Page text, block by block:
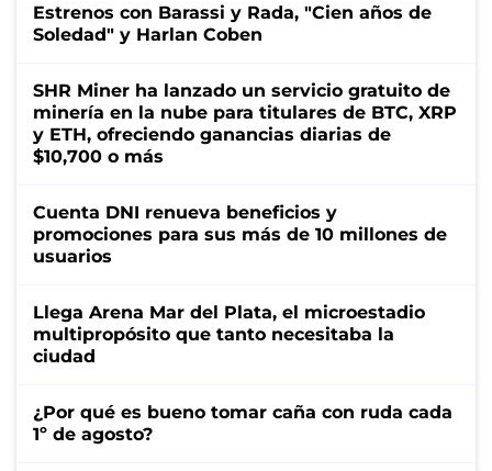
Estrenos con Barassi y Rada, "Cien años de
Soledad" y Harlan Coben
SHR Miner ha lanzado un servicio gratuito de
minería en la nube para titulares de BTC, XRP
y ETH, ofreciendo ganancias diarias de
$10,700 o más
Cuenta DNI renueva beneficios y
promociones para sus más de 10 millones de
usuarios
Llega Arena Mar del Plata, el microestadio
multipropósito que tanto necesitaba la
ciudad
¿Por qué es bueno tomar caña con ruda cada
1º de agosto?